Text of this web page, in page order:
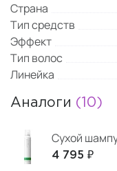
Страна
Тип средств
Эффект
Тип волос
Линейка
Аналоги (10)
4 795 ₽